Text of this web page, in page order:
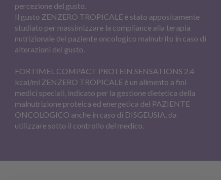
percezione del gusto.
Il gusto ZENZERO TROPICALE è stato appositamente
studiato per massimizzare la compliance alla terapia
nutrizionale del paziente oncologico malnutrito in caso di
alterazioni del gusto.
FORTIMEL COMPACT PROTEIN SENSATIONS 2.4
kcal/ml ZENZERO TROPICALE è un alimento a fini
medici speciali, indicato per la gestione dietetica della
malnutrizione proteica ed energetica del PAZIENTE
ONCOLOGICO anche in caso di DISGEUSIA, da
utilizzare sotto il controllo del medico.